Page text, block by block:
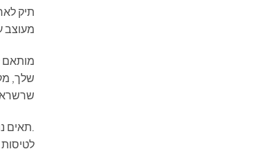
תיק
מעוצב
מותאם
שלך,
.תאים
לטיסות